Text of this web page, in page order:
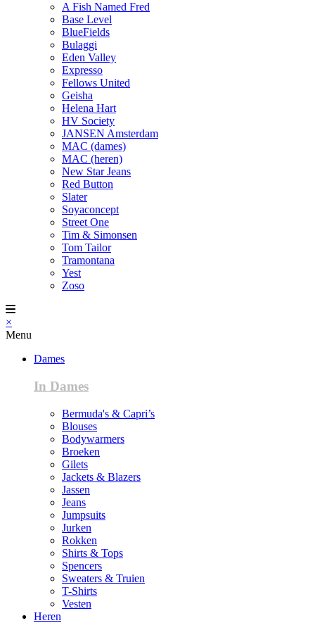
A Fish Named Fred
Base Level
BlueFields
Bulaggi
Eden Valley
Expresso
Fellows United
Geisha
Helena Hart
HV Society
JANSEN Amsterdam
MAC (dames)
MAC (heren)
New Star Jeans
Red Button
Slater
Soyaconcept
Street One
Tim & Simonsen
Tom Tailor
Tramontana
Yest
Zoso
×
Menu
Dames
In Dames
Bermuda's & Capri’s
Blouses
Bodywarmers
Broeken
Gilets
Jackets & Blazers
Jassen
Jeans
Jumpsuits
Jurken
Rokken
Shirts & Tops
Spencers
Sweaters & Truien
T-Shirts
Vesten
Heren